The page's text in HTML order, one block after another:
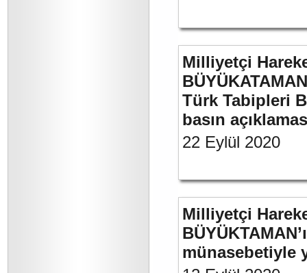
Milliyetçi
Türk Tabipleri
basın
22 Eylül 2020
Milliyetçi
münasebetiyle